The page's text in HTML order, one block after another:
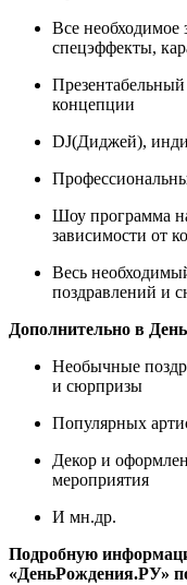
Все необходимое
спецэффекты,
концепции
DJ(Диджей),
Шоу программа
зависимости от
Весь
поздравлений и
Дополнительно в
Необычные
и сюрпризы
Популярных
Декор и
мероприятия
И мн.др.
Подробную
«ДеньРождения.РУ»